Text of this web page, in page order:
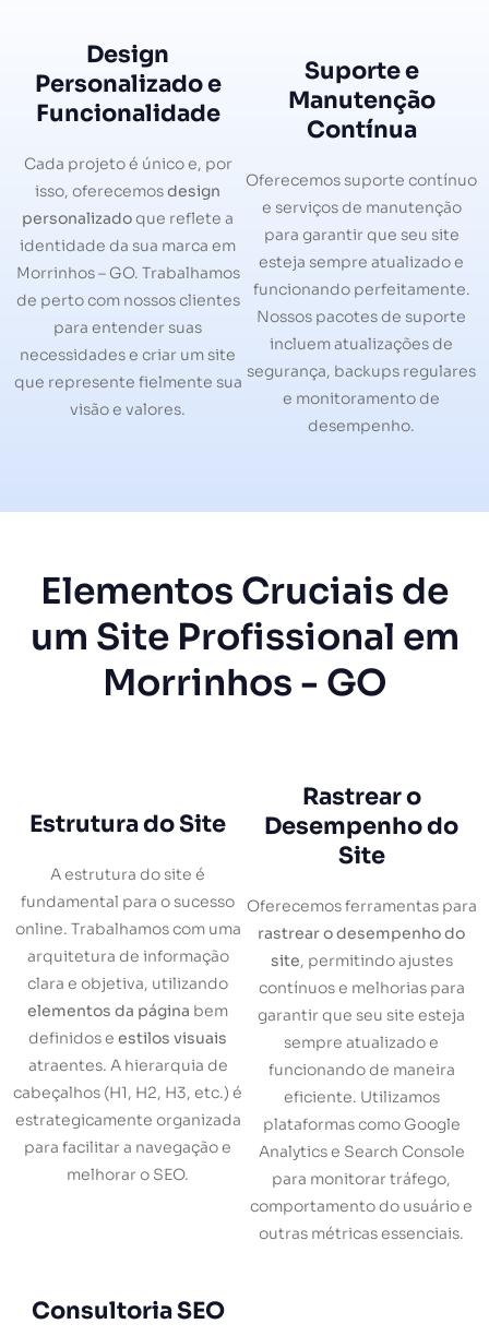
Design
Personalizado e
Funcionalidade
Cada projeto é único e, por
isso, oferecemosdesign
personalizadoque reflete a
identidade da sua marca em
Morrinhos – GO. Trabalhamos
de perto com nossos clientes
para entender suas
necessidades e criar um site
que represente fielmente sua
visão e valores.
Suporte e
Manutenção
Contínua
Oferecemos suporte contínuo
e serviços de manutenção
para garantir que seu site
esteja sempre atualizado e
funcionando perfeitamente.
Nossos pacotes de suporte
incluem atualizações de
segurança, backups regulares
e monitoramento de
desempenho.
Elementos Cruciais de
um Site Profissional em
Morrinhos - GO
Estrutura do Site
A estrutura do site é
fundamental para o sucesso
online. Trabalhamos com uma
arquitetura de informação
clara e objetiva, utilizando
elementos da página bem
definidos e estilos visuais
atraentes. A hierarquia de
cabeçalhos (H1, H2, H3, etc.) é
estrategicamente organizada
para facilitar a navegação e
melhorar o SEO.
Rastrear o
Desempenho do
Site
Oferecemos ferramentas para
rastrear o desempenho do
site, permitindo ajustes
contínuos e melhorias para
garantir que seu site esteja
sempre atualizado e
funcionando de maneira
eficiente. Utilizamos
plataformas como Google
Analytics e Search Console
para monitorar tráfego,
comportamento do usuário e
outras métricas essenciais.
Consultoria SEO